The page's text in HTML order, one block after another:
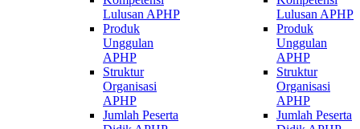
Lulusan APHP
Produk
Unggulan
APHP
Struktur
Organisasi
APHP
Jumlah Peserta
Lulusan APHP
Produk
Unggulan
APHP
Struktur
Organisasi
APHP
Jumlah Peserta